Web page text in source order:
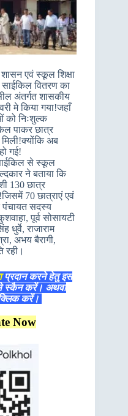
एवं स्कूल शिक्षा
साईकिल वितरण का
अंतर्गत शासकीय
मे किया गया!जहाँ
को निःशुल्क
पाकर छात्र
अब
गई!
से स्कूल
ने बताया कि
130 छात्र
70 छात्राएं एवं
पंचायत सदस्य
पूर्व सोसायटी
धुर्वे, राजाराम
अभय बैरागी,
रही।
प्रदान करने हेतु इस
स्कैन करें। अथवा
करें।
Now